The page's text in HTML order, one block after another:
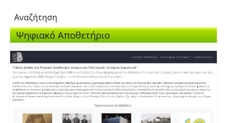
Αναζήτηση
Ψηφιακό Αποθετήριο